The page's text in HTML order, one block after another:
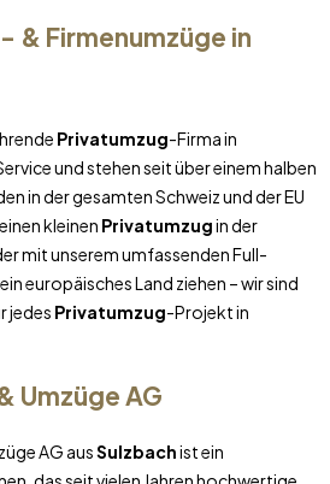
& Firmenumzüge in
Privatumzug-Firma in
und stehen seit über einem halben
in der gesamten Schweiz und der EU
kleinen Privatumzugin der
mit unserem umfassenden Full-
europäisches Land ziehen – wir sind
jedes Privatumzug-Projekt in
Umzüge AG
AG ausSulzbachist ein